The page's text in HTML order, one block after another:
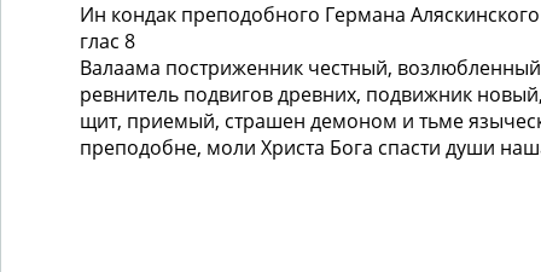
Ин кондак преподобного Германа Аляскинского
глас 8
Валаама постриженник честный,
ревнитель подвигов древних, подвижник
щит, приемый, страшен демоном и тьме
преподобне, моли Христа Бога спасти души